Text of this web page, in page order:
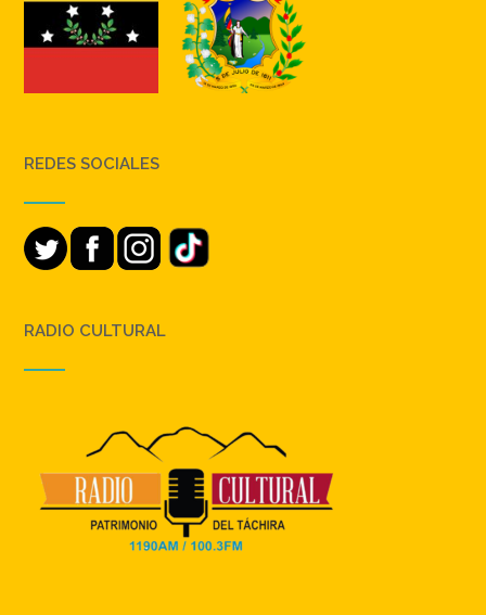
REDES SOCIALES
RADIO CULTURAL